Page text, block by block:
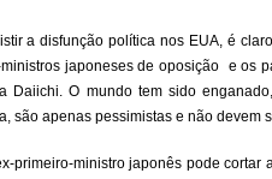
a disfunção política nos EUA, é
japoneses de oposição e os
Daiichi. O mundo tem sido
são apenas pessimistas e não devem
primeiro-ministro japonês pode cortar